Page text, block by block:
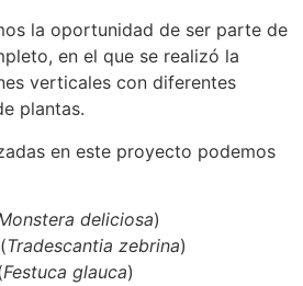
la oportunidad de ser parte de
en el que se realizó la
verticales con diferentes
plantas.
en este proyecto podemos
deliciosa)
Tradescantia zebrina)
Festuca glauca)